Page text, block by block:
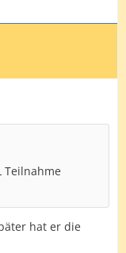
Teilnahme
hat er die